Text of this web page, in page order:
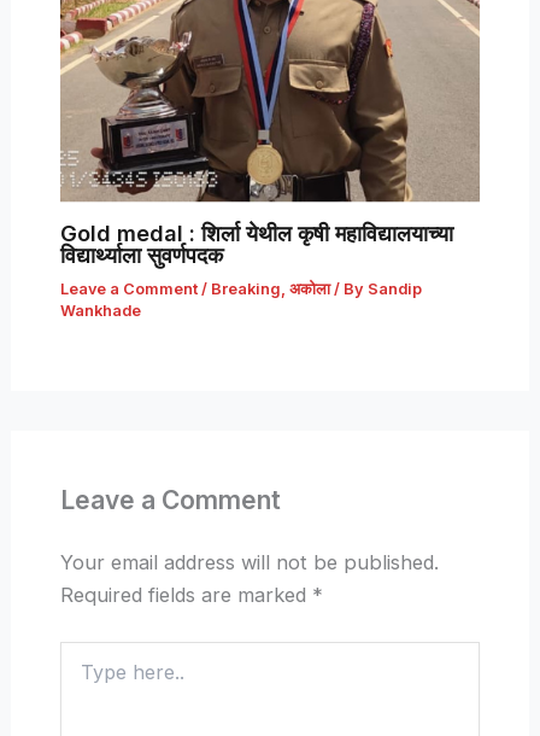
Gold medal : शिर्ला येथील कृषी महाविद्यालयाच्या
विद्यार्थ्याला सुवर्णपदक
Leave a Comment / Breaking अकोला/ By Sandip
Wankhade
Leave a Comment
Your email address will not be published.
Required fields are marked *
here..